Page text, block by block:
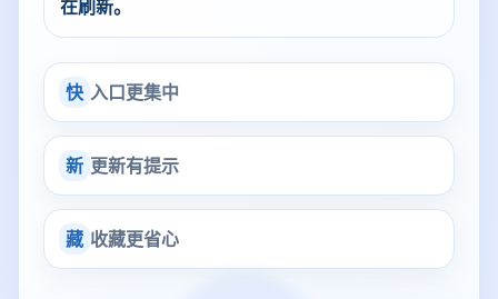
在刷新。
快 入口更集中
新 更新有提示
藏 收藏更省心